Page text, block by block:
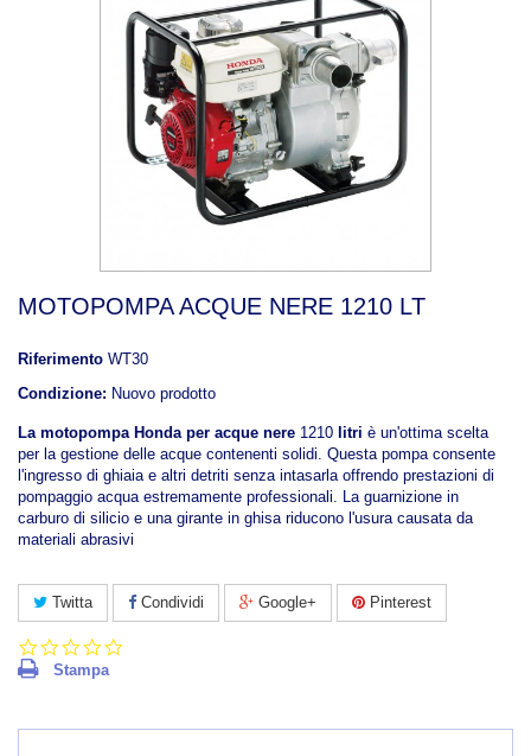
MOTOPOMPA ACQUE NERE 1210 LT
Riferimento WT30
Condizione: Nuovo prodotto
La motopompa Honda per acque nere 1210 litri è un'ottima scelta
per la gestione delle acque contenenti solidi. Questa pompa consente
l'ingresso di ghiaia e altri detriti senza intasarla offrendo prestazioni di
pompaggio acqua estremamente professionali. La guarnizione in
carburo di silicio e una girante in ghisa riducono l'usura causata da
materiali abrasivi
Twitta Condividi Google+ Pinterest
Stampa